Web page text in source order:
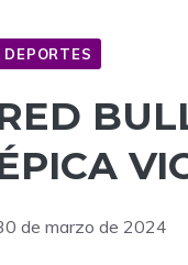
DEPORTES
de marzo de 2024